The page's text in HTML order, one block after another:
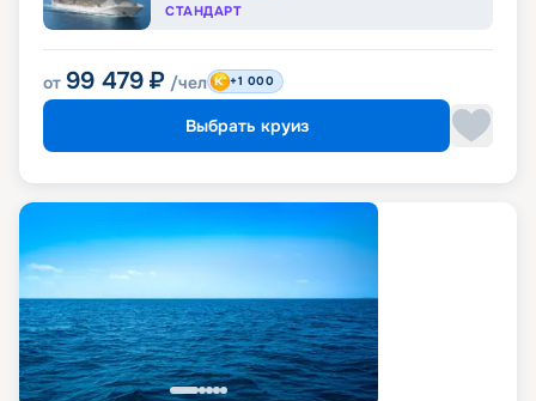
СТАНДАРТ
от 99 479 ₽ /чел +1 000
Выбрать круиз